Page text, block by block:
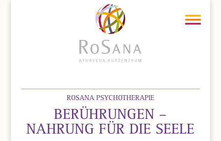
ROSANA PSYCHOTHERAPIE
BERÜHRUNGEN –
NAHRUNG FÜR DIE SEELE